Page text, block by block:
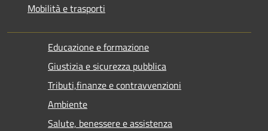
Mobilità e trasporti
Educazione e formazione
Giustizia e sicurezza pubblica
Tributi,finanze e contravvenzioni
Ambiente
Salute, benessere e assistenza